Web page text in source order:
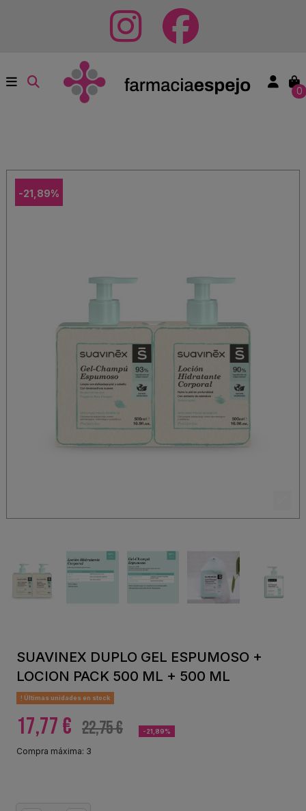
0
-21,89%
SUAVINEX DUPLO GEL ESPUMOSO +
LOCION PACK 500 ML + 500 ML
Últimas unidades en stock
17,77 € 22,75 € -21,89%
Compra máxima: 3